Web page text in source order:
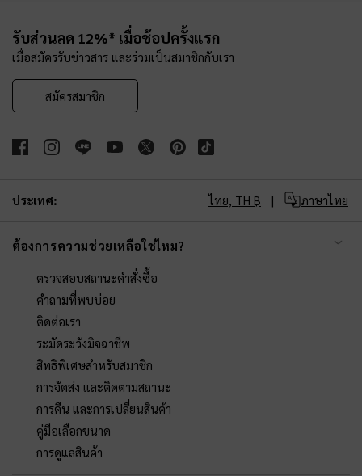
รับส่วนลด 12%* เมื่อช้อปครั้งแรก
เมื่อสมัครรับข่าวสาร และร่วมเป็นสมาชิกกับเรา
สมัครสมาชิก
ประเทศ: ไทย, TH ฿ ภาษาไทย
ต้องการความช่วยเหลือใช่ไหม?
ตรวจสอบสถานะคำสั่งซื้อ
คำถามที่พบบ่อย
ติดต่อเรา
ระมัดระวังมิจฉาชีพ
สิทธิพิเศษสำหรับสมาชิก
การจัดส่ง และติดตามสถานะ
การคืน และการเปลี่ยนสินค้า
คู่มือเลือกขนาด
การดูแลสินค้า